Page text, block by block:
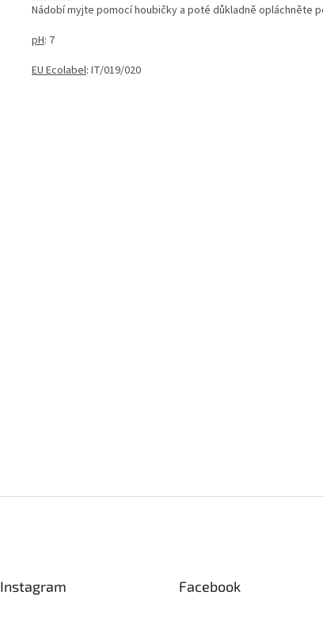
Nádobí myjte pomocí houbičky a poté důkladně opláchněte
pH: 7
EU Ecolabel: IT/019/020
Instagram Facebook